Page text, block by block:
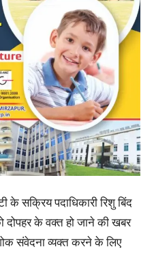
के सक्रिय पदाधिकारी रिशु बिंद
दोपहर के वक्त हो जाने की खबर
संवेदना व्यक्त करने के लिए